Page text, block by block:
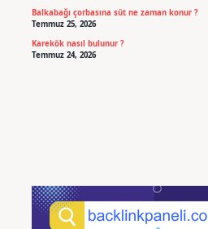
Balkabağı çorbasına süt ne zaman konur ?
Temmuz 25, 2026
Karekök nasıl bulunur ?
Temmuz 24, 2026